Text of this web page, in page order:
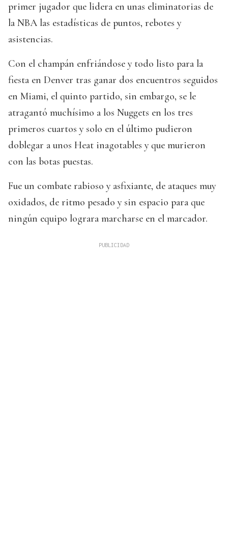
primer jugador que lidera en unas eliminatorias de
la NBA las estadísticas de puntos, rebotes y
asistencias.
Con el champán enfriándose y todo listo para la
fiesta en Denver tras ganar dos encuentros seguidos
en Miami, el quinto partido, sin embargo, se le
atragantó muchísimo a los Nuggets en los tres
primeros cuartos y solo en el último pudieron
doblegar a unos Heat inagotables y que murieron
con las botas puestas.
Fue un combate rabioso y asfixiante, de ataques muy
oxidados, de ritmo pesado y sin espacio para que
ningún equipo lograra marcharse en el marcador.